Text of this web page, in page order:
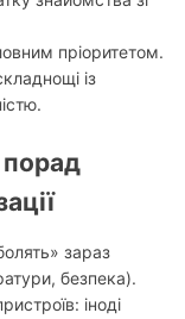
пріоритетом.
із
порад
зараз
безпека).
іноді